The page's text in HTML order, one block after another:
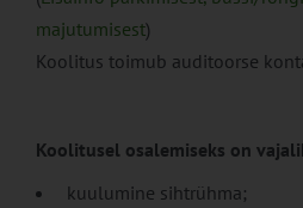
majutumisest)
Koolitus toimub auditoorse
Koolitusel osalemiseks on
kuulumine sihtrühma;